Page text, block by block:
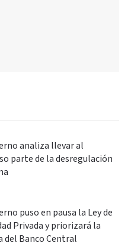
analiza llevar al
parte de la desregulación
puso en pausa la Ley de
Privada y priorizará la
del Banco Central